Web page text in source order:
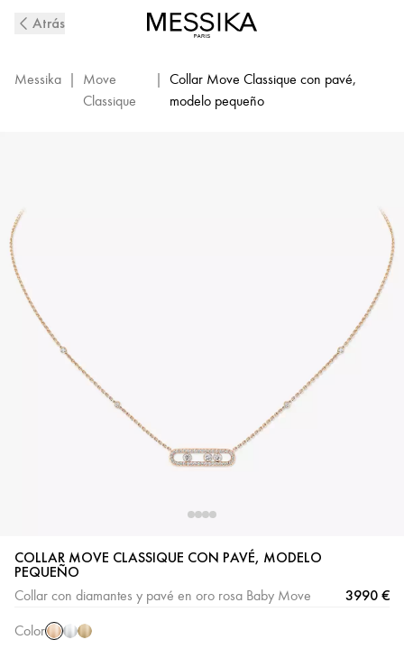
Messika
04322-
Atrás
Messika |
Move
Classique
| Collar Move Classique con pavé,
modelo pequeño
COLLAR MOVE CLASSIQUE CON PAVÉ, MODELO
PEQUEÑO
Collar con diamantes y pavé en oro rosa Baby Move 3990 €
Color
Oro
rosa
Oro
blanco
Oro
amarillo